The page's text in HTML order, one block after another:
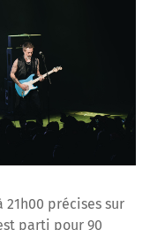
précises sur
parti pour 90